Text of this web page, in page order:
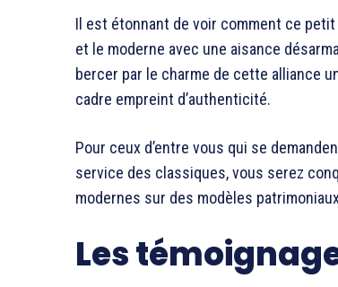
Il est étonnant de voir comment ce
et le moderne avec une aisance
bercer par le charme de cette alliance
cadre empreint d’authenticité.
Pour ceux d’entre vous qui se
service des classiques, vous serez
modernes sur des modèles
Les